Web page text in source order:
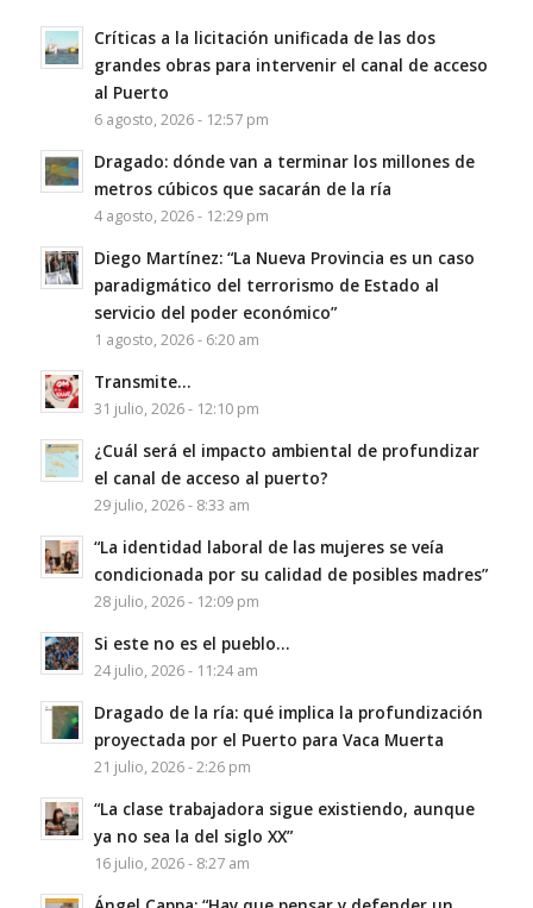
Críticas a la licitación unificada de las dos
grandes obras para intervenir el canal de acceso
al Puerto
6 agosto, 2026 - 12:57 pm
Dragado: dónde van a terminar los millones de
metros cúbicos que sacarán de la ría
4 agosto, 2026 - 12:29 pm
Diego Martínez: “La Nueva Provincia es un caso
paradigmático del terrorismo de Estado al
servicio del poder económico”
1 agosto, 2026 - 6:20 am
Transmite…
31 julio, 2026 - 12:10 pm
¿Cuál será el impacto ambiental de profundizar
el canal de acceso al puerto?
29 julio, 2026 - 8:33 am
“La identidad laboral de las mujeres se veía
condicionada por su calidad de posibles madres”
28 julio, 2026 - 12:09 pm
Si este no es el pueblo…
24 julio, 2026 - 11:24 am
Dragado de la ría: qué implica la profundización
proyectada por el Puerto para Vaca Muerta
21 julio, 2026 - 2:26 pm
“La clase trabajadora sigue existiendo, aunque
ya no sea la del siglo XX”
16 julio, 2026 - 8:27 am